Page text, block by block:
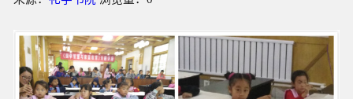
出国留学